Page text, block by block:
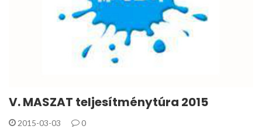
V. MASZAT teljesítménytúra 2015
2015-03-03 0